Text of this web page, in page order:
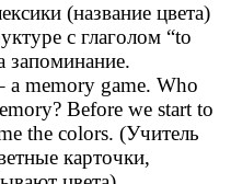
(название цвета)
с глаголом “to
запоминание.
memory game. Who
Before we start to
the colors. (Учитель
карточки,